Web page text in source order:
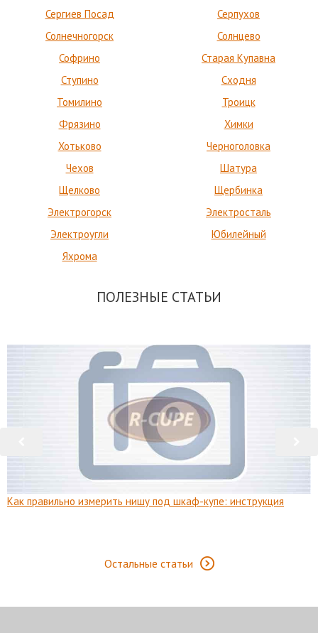
Сергиев Посад
Серпухов
Солнечногорск
Солнцево
Софрино
Старая Купавна
Ступино
Сходня
Томилино
Троицк
Фрязино
Химки
Хотьково
Черноголовка
Чехов
Шатура
Щелково
Щербинка
Электрогорск
Электросталь
Электроугли
Юбилейный
Яхрома
ПОЛЕЗНЫЕ СТАТЬИ
Как правильно измерить нишу под шкаф-купе: инструкция
Остальные статьи